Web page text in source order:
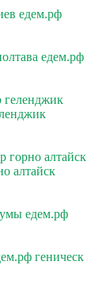
едем.рф
едем.рф
геленджик
горно алтайск
алтайск
едем.рф
геническ